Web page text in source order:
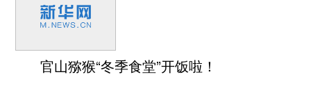
官山猕猴“冬季食堂”开饭啦！